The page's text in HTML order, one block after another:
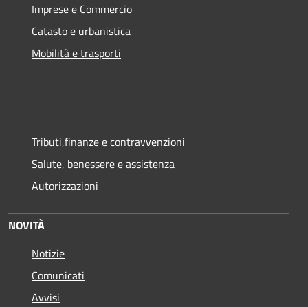
Imprese e Commercio
Catasto e urbanistica
Mobilità e trasporti
Tributi,finanze e contravvenzioni
Salute, benessere e assistenza
Autorizzazioni
NOVITÀ
Notizie
Comunicati
Avvisi